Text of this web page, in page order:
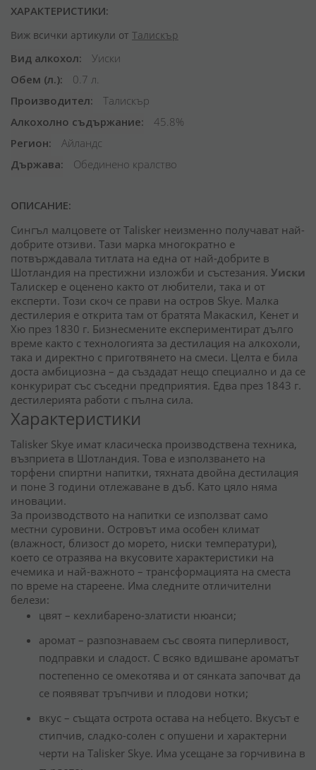
ХАРАКТЕРИСТИКИ:
Виж всички артикули от Талискър
Вид алкохол
Уиски
Обем (л.)
0.7 л.
Производител
Талискър
Алкохолно съдържание
45.8%
Регион
Айландс
Държава
Обединено кралство
ОПИСАНИЕ:
Сингъл малцовете от Talisker неизменно получават най-
добрите отзиви. Тази марка многократно е
потвърждавала титлата на една от най-добрите в
Шотландия на престижни изложби и състезания. Уиски
Талискер е оценено както от любители, така и от
експерти. Този скоч се прави на остров Skye. Малка
дестилерия е открита там от братята Макаскил, Кенет и
Хю през 1830 г. Бизнесмените експериментират дълго
време както с технологията за дестилация на алкохоли,
така и директно с приготвянето на смеси. Целта е била
доста амбициозна – да създадат нещо специално и да се
конкурират със съседни предприятия. Едва през 1843 г.
дестилерията работи с пълна сила.
Характеристики
Talisker Skye имат класическа производствена техника,
възприета в Шотландия. Това е използването на
торфени спиртни напитки, тяхната двойна дестилация
и поне 3 години отлежаване в дъб. Като цяло няма
иновации.
За производството на напитки се използват само
местни суровини. Островът има особен климат
(влажност, близост до морето, ниски температури),
което се отразява на вкусовите характеристики на
ечемика и най-важното – трансформацията на сместа
по време на стареене. Има следните отличителни
белези:
цвят – кехлибарено-златисти нюанси;
аромат – разпознаваем със своята пиперливост,
подправки и сладост. С всяко вдишване ароматът
постепенно се омекотява и от сянката започват да
се появяват тръпчиви и плодови нотки;
вкус – същата острота остава на небцето. Вкусът е
стипчив, сладко-солен с опушени и характерни
черти на Talisker Skye. Има усещане за горчивина в